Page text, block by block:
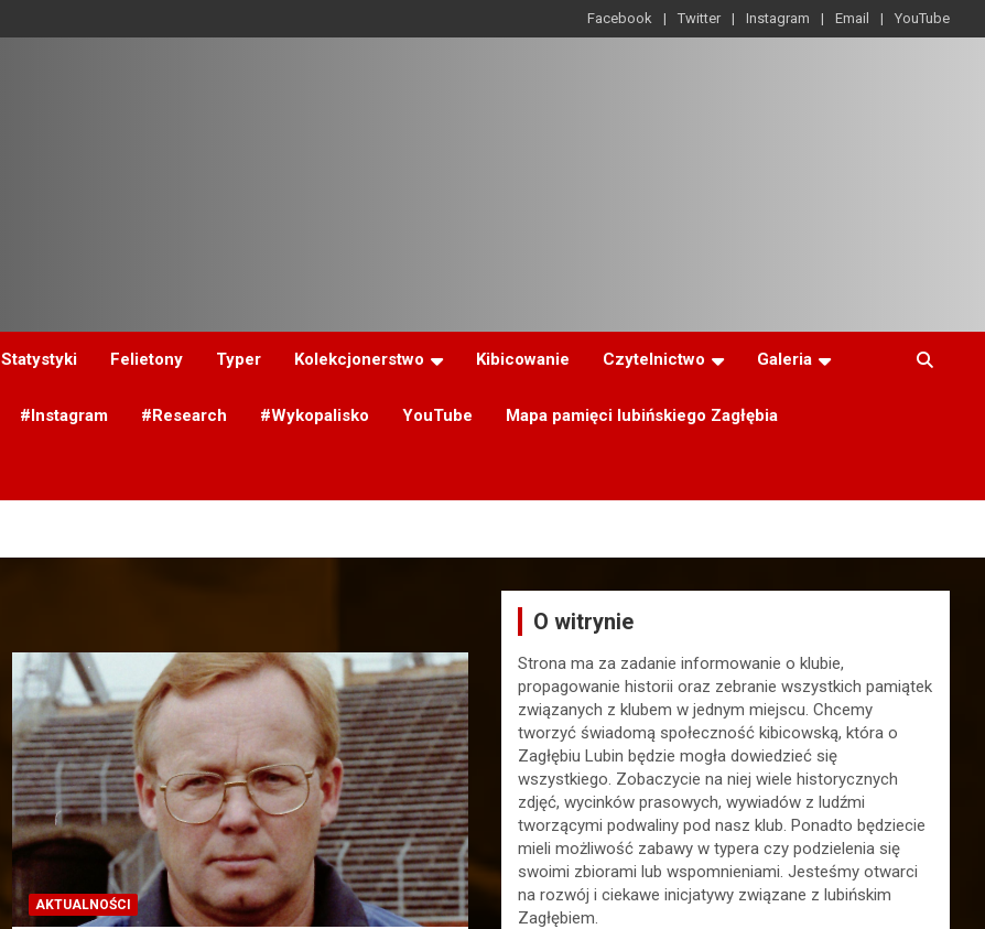
Facebook Twitter Instagram Email YouTube
Statystyki Felietony Typer Kolekcjonerstwo Kibicowanie Czytelnictwo Galeria
#Instagram #Research #Wykopalisko YouTube Mapa pamięci lubińskiego Zagłębia
AKTUALNOŚCI
O witrynie
Strona ma za zadanie informowanie o klubie,
propagowanie historii oraz zebranie wszystkich pamiątek
związanych z klubem w jednym miejscu. Chcemy
tworzyć świadomą społeczność kibicowską, która o
Zagłębiu Lubin będzie mogła dowiedzieć się
wszystkiego. Zobaczycie na niej wiele historycznych
zdjęć, wycinków prasowych, wywiadów z ludźmi
tworzącymi podwaliny pod nasz klub. Ponadto będziecie
mieli możliwość zabawy w typera czy podzielenia się
swoimi zbiorami lub wspomnieniami. Jesteśmy otwarci
na rozwój i ciekawe inicjatywy związane z lubińskim
Zagłębiem.